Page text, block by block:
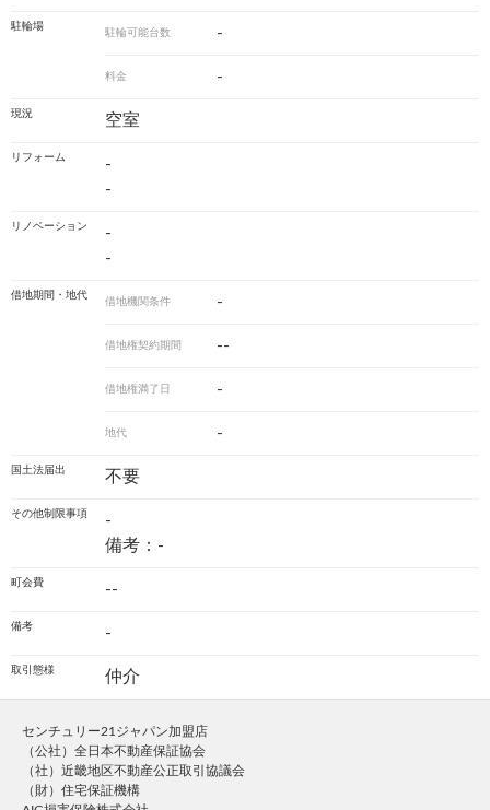
駐輪場
駐輪可能台数 -
料金 -
現況 空室
リフォーム
-
-
リノベーション
-
-
借地期間・地代
借地機関条件 -
借地権契約期間 --
借地権満了日 -
地代 -
国土法届出 不要
その他制限事項
-
備考：-
町会費 --
備考 -
取引態様 仲介
センチュリー21ジャパン加盟店
（公社）全日本不動産保証協会
（社）近畿地区不動産公正取引協議会
（財）住宅保証機構